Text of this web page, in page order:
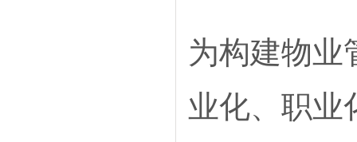
为构建物业
业化、职业